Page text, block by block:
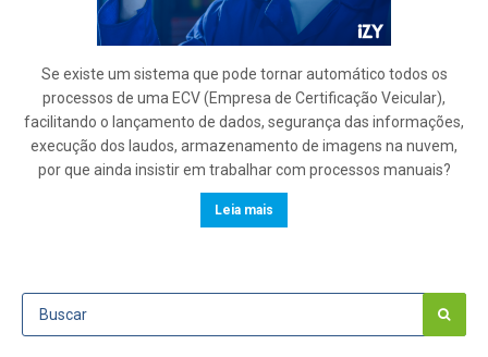
Se existe um sistema que pode tornar automático todos os
processos de uma ECV (Empresa de Certificação Veicular),
facilitando o lançamento de dados, segurança das informações,
execução dos laudos, armazenamento de imagens na nuvem,
por que ainda insistir em trabalhar com processos manuais?
Leia mais